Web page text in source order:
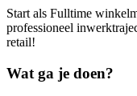
Start als Fulltime
professioneel
retail!
Wat ga je doen?